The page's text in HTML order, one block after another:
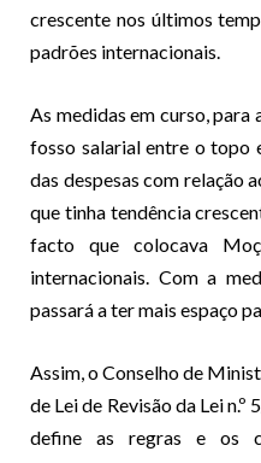
crescente nos últimos
padrões internacionais.
As medidas em curso,
fosso salarial entre o topo
das despesas com relação
que tinha tendência
facto que colocava
internacionais. Com a
passará a ter mais espaço
Assim, o Conselho de
de Lei de Revisão da Lei
define as regras e os